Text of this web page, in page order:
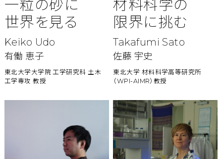
一粒の砂に
世界を見る
Keiko Udo
有働 恵子
東北大学大学院 工学研究科 土木
工学専攻 教授
材料科学の
限界に挑む
Takafumi Sato
佐藤 宇史
東北大学 材料科学高等研究所
（WPI-AIMR）教授